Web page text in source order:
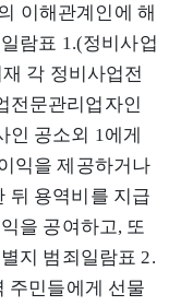
이해관계인에 해
람표 1.(정비사업
각 정비사업전
전문관리업자인
인 공소외 1에게
익을 제공하거나
뒤 용역비를 지급
을 공여하고, 또
지 범죄일람표 2.
주민들에게 선물